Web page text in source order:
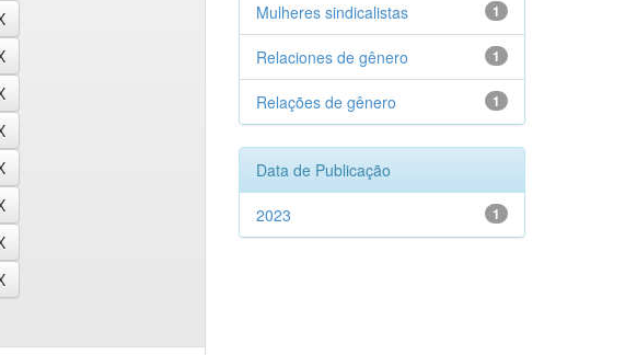
1
Mulheres sindicalistas
1
Relaciones de gênero
1
Relações de gênero
Data de Publicação
1
2023